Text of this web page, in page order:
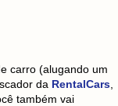
carro (alugando um
da RentalCars
também vai